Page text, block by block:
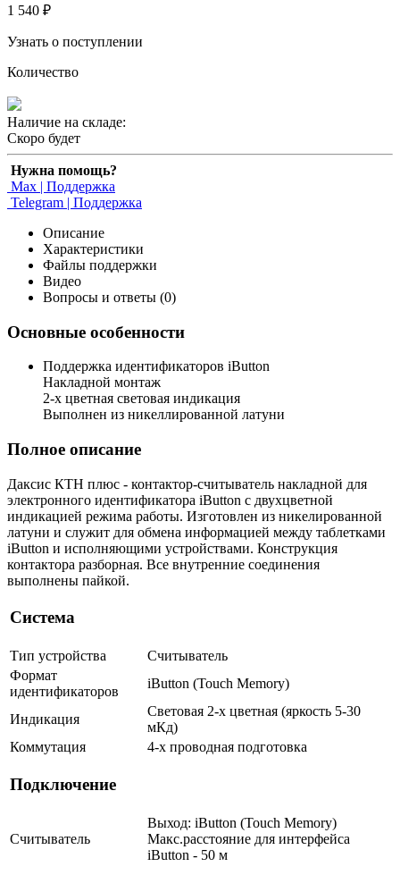
1 540 ₽
Узнать о поступлении
Количество
Наличие на складе:
Скоро будет
Нужна помощь?
Max | Поддержка
Telegram | Поддержка
Описание
Характеристики
Файлы поддержки
Видео
Вопросы и ответы (0)
Основные особенности
Поддержка идентификаторов iButton
Накладной монтаж
2-х цветная световая индикация
Выполнен из никеллированной латуни
Полное описание
Даксис КТН плюс - контактор-считыватель накладной для
электронного идентификатора iButton с двухцветной
индикацией режима работы. Изготовлен из никелированной
латуни и служит для обмена информацией между таблетками
iButton и исполняющими устройствами. Конструкция
контактора разборная. Все внутренние соединения
выполнены пайкой.
Система
Тип устройства
Считыватель
Формат
идентификаторов
iButton (Touch Memory)
Индикация
Световая 2-х цветная (яркость 5-30
мКд)
Коммутация
4-х проводная подготовка
Подключение
Считыватель
Выход: iButton (Touch Memory)
Макс.расстояние для интерфейса
iButton - 50 м